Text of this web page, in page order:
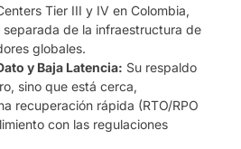
Tier III y IV en Colombia,
de la infraestructura de
globales.
y Baja Latencia: Su respaldo
sino que está cerca,
recuperación rápida (RTO/RPO
con las regulaciones